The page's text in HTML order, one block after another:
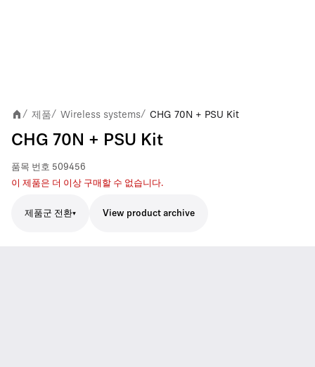
/ 제품/ Wireless systems/ CHG 70N + PSU Kit
CHG 70N + PSU Kit
품목 번호 509456
이 제품은 더 이상 구매할 수 없습니다.
제품군 전환 View product archive